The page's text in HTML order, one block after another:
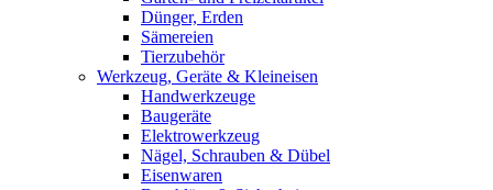
Dünger, Erden
Sämereien
Tierzubehör
Werkzeug, Geräte & Kleineisen
Handwerkzeuge
Baugeräte
Elektrowerkzeug
Nägel, Schrauben & Dübel
Eisenwaren